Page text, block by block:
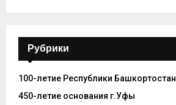
Рубрики
100-летие Республики Башкортостан
450-летие основания г.Уфы